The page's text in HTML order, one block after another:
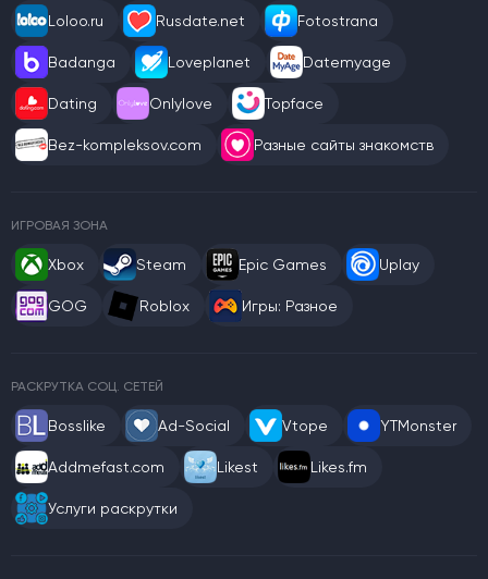
Loloo.ru Rusdate.net Fotostrana
Badanga Loveplanet Datemyage
Dating Onlylove Topface
Bez-kompleksov.com Разные сайты знакомств
ИГРОВАЯ ЗОНА
Xbox Steam Epic Games Uplay
GOG Roblox Игры: Разное
РАСКРУТКА СОЦ. СЕТЕЙ
Bosslike Ad-Social Vtope YTMonster
Addmefast.com Likest Likes.fm
Услуги раскрутки